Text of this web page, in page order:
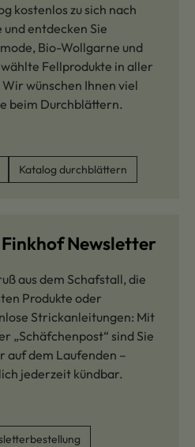
kostenlos zu sich nach
und entdecken Sie
Bio-Wollgarne und
Fellprodukte in aller
Wir wünschen Ihnen viel
beim Durchblättern.
Katalog durchblättern
Newsletter
aus dem Schafstall, die
Produkte oder
Strickanleitungen: Mit
„Schäfchenpost“ sind Sie
auf dem Laufenden –
jederzeit kündbar.